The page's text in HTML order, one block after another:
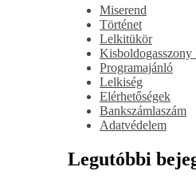
Miserend
Történet
Lelkitükör
Kisboldogasszony
Programajánló
Lelkiség
Elérhetőségek
Bankszámlaszám
Adatvédelem
Legutóbbi